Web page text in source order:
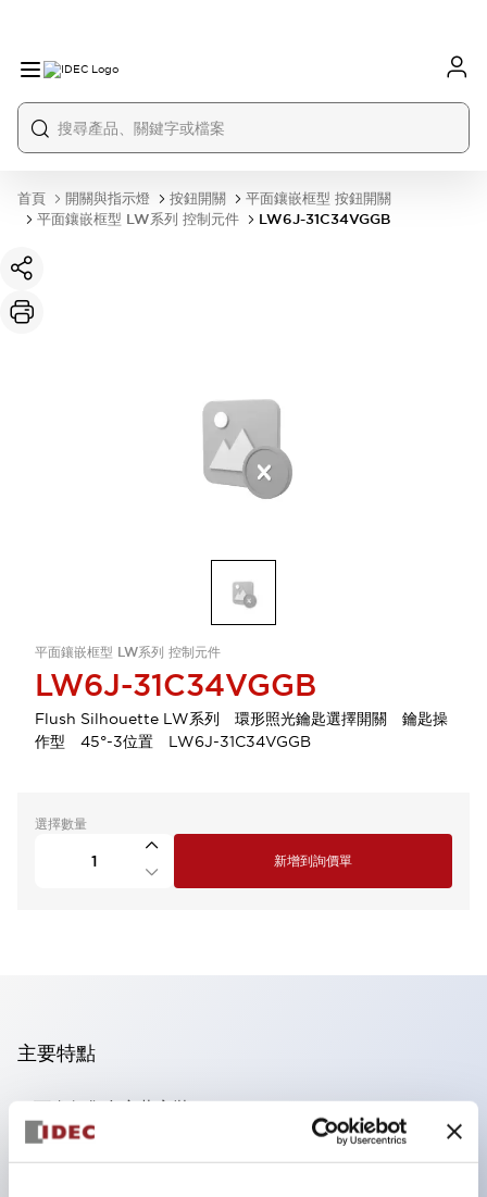
首頁 開關與指示燈 按鈕開關
平面鑲嵌框型 按鈕開關
平面鑲嵌框型 LW系列 控制元件
LW6J-31C34VGGB
平面鑲嵌框型 LW系列 控制元件
LW6J-31C34VGGB
Flush Silhouette LW系列 環形照光鑰匙選擇開關 鑰匙操
作型 45°-3位置 LW6J-31C34VGGB
選擇數量
新增到詢價單
主要特點
可進行集合密著安裝
附鎖選擇開關採用高安全性的彈子鎖結構